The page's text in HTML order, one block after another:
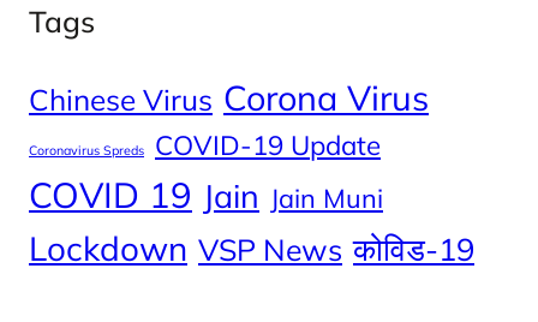
Tags
Chinese Virus Corona Virus
Coronavirus Spreds COVID-19 Update
COVID 19 Jain Jain Muni
Lockdown VSP News कोविड-19